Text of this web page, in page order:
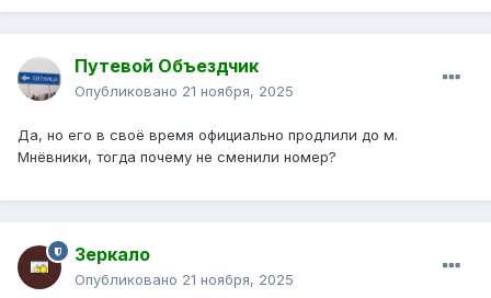
Путевой Объездчик
Опубликовано 21 ноября, 2025
Да, но его в своё время официально продлили до м.
Мнёвники, тогда почему не сменили номер?
Зеркало
Опубликовано 21 ноября, 2025